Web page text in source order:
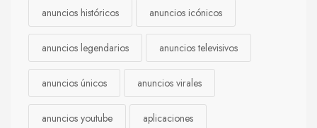
anuncios históricos anuncios icónicos
anuncios legendarios anuncios televisivos
anuncios únicos anuncios virales
anuncios youtube aplicaciones